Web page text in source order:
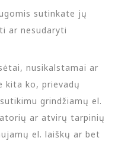
sutinkate jų
ar nesudaryti
nusikalstamai ar
kita ko, prievadų
grindžiamų el.
ar atvirų tarpinių
el. laiškų ar bet